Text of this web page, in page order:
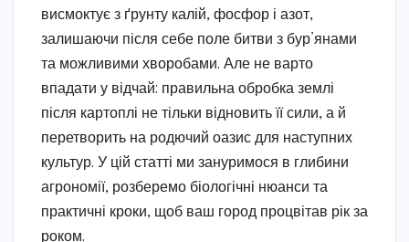
висмоктує з ґрунту калій, фосфор і азот,
залишаючи після себе поле битви з бур’янами
та можливими хворобами. Але не варто
впадати у відчай: правильна обробка землі
після картоплі не тільки відновить її сили, а й
перетворить на родючий оазис для наступних
культур. У цій статті ми зануримося в глибини
агрономії, розберемо біологічні нюанси та
практичні кроки, щоб ваш город процвітав рік за
роком.